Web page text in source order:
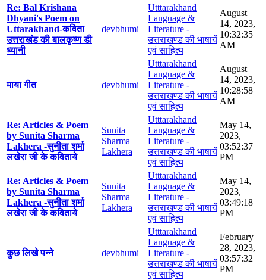
Re: Bal Krishana
Dhyani's Poem on
Uttarakhand-कविता
उत्तराखंड की बालकृष्ण डी
ध्यानी
devbhumi
Utttarakhand
Language &
Literature -
उत्तराखण्ड की भाषायें
एवं साहित्य
August
14, 2023,
10:32:35
AM
माया गीत devbhumi
Utttarakhand
Language &
Literature -
उत्तराखण्ड की भाषायें
एवं साहित्य
August
14, 2023,
10:28:58
AM
Re: Articles & Poem
by Sunita Sharma
Lakhera -सुनीता शर्मा
लखेरा जी के कविताये
Sunita
Sharma
Lakhera
Utttarakhand
Language &
Literature -
उत्तराखण्ड की भाषायें
एवं साहित्य
May 14,
2023,
03:52:37
PM
Re: Articles & Poem
by Sunita Sharma
Lakhera -सुनीता शर्मा
लखेरा जी के कविताये
Sunita
Sharma
Lakhera
Utttarakhand
Language &
Literature -
उत्तराखण्ड की भाषायें
एवं साहित्य
May 14,
2023,
03:49:18
PM
कुछ लिखे पन्ने devbhumi
Utttarakhand
Language &
Literature -
उत्तराखण्ड की भाषायें
एवं साहित्य
February
28, 2023,
03:57:32
PM